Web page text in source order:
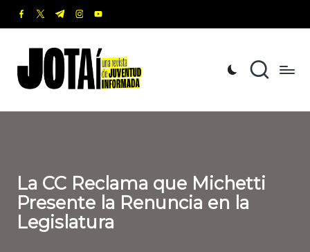
Saltar
contenido
facebook.com
twitter.com
t.me instagram.com
youtube.com
o
t
revista
de
Informada
La CC Reclama que Michetti
Presente la Renuncia en la
Legislatura